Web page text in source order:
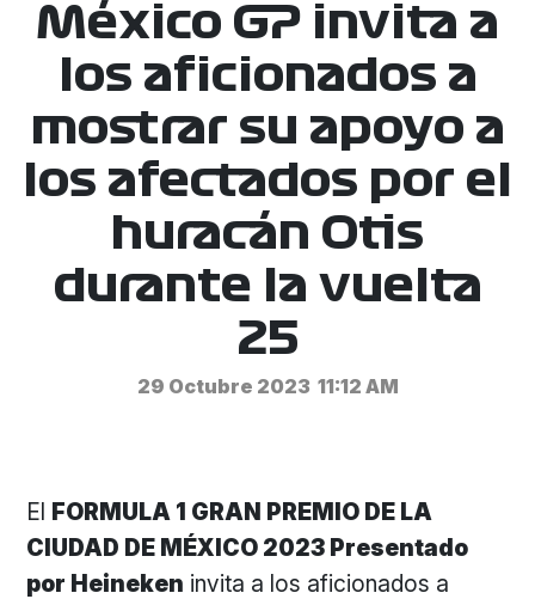
México GP invita a
los aficionados a
mostrar su apoyo a
los afectados por el
huracán Otis
durante la vuelta
25
29 Octubre 2023 11:12 AM
El FORMULA 1 GRAN PREMIO DE LA
CIUDAD DE MÉXICO 2023 Presentado
por Heineken invita a los aficionados a